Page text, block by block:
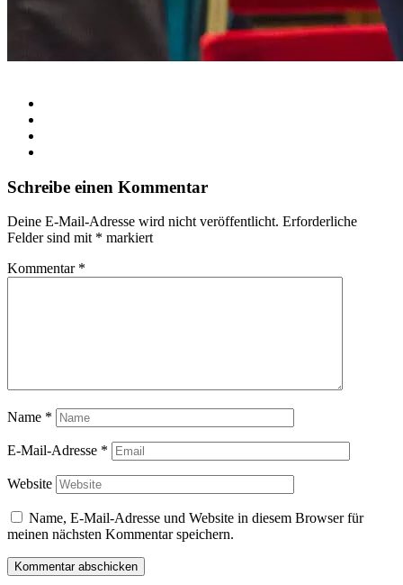
Schreibe einen Kommentar
Deine E-Mail-Adresse wird nicht veröffentlicht. Erforderliche
Felder sind mit * markiert
Kommentar *
Name *
E-Mail-Adresse *
Website
Name, E-Mail-Adresse und Website in diesem Browser für
meinen nächsten Kommentar speichern.